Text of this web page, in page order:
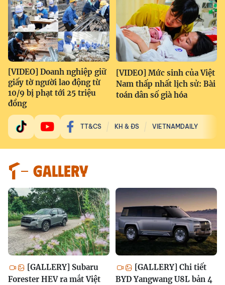
[VIDEO] Doanh nghiệp giữ
giấy tờ người lao động từ
10/9 bị phạt tới 25 triệu
đồng
[VIDEO] Mức sinh của Việt
Nam thấp nhất lịch sử: Bài
toán dân số già hóa
TT&CS KH & ĐS VIETNAMDAILY
GALLERY
[GALLERY] Subaru
Forester HEV ra mắt Việt
[GALLERY] Chi tiết
BYD Yangwang U8L bản 4